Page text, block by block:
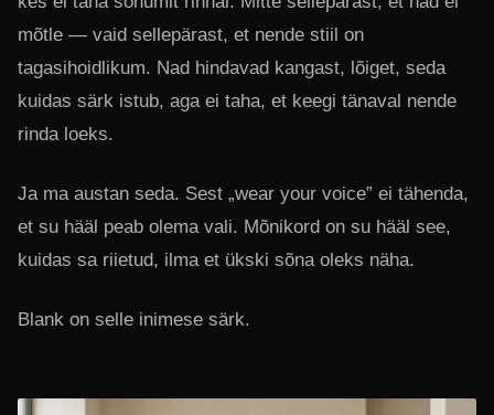
mõtle — vaid sellepärast, et nende stiil on
tagasihoidlikum. Nad hindavad kangast, lõiget, seda
kuidas särk istub, aga ei taha, et keegi tänaval nende
rinda loeks.
Ja ma austan seda. Sest „wear your voice” ei tähenda,
et su hääl peab olema vali. Mõnikord on su hääl see,
kuidas sa riietud, ilma et ükski sõna oleks näha.
Blank on selle inimese särk.